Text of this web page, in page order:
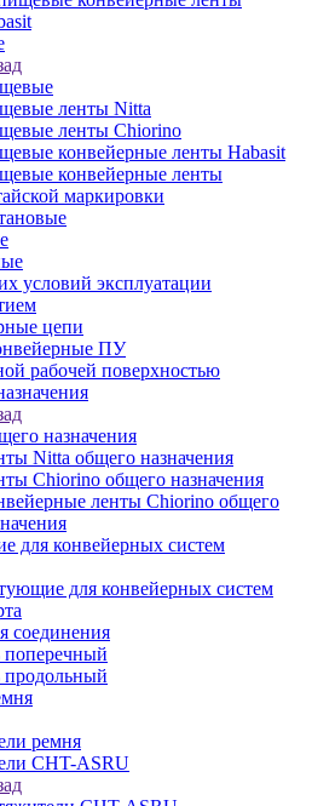
ленты Nitta
ленты Chiorino
конвейерные ленты Habasit
конвейерные ленты
маркировки
условий эксплуатации
цепи
ПУ
рабочей поверхностью
назначения
Nitta общего назначения
Chiorino общего назначения
ленты Chiorino общего
для конвейерных систем
для конвейерных систем
соединения
ремня
CHT-ASRU